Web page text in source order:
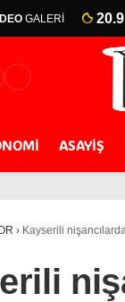
GALERİ 20.9
ASAYİŞ
› Kayserili